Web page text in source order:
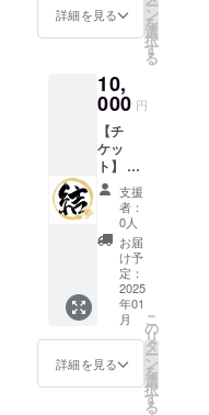
2025年
12月31
日まで
つりは
でませ
ん。 ・
お食事
で1枚ま
で、併
用不可
です。
・初回
来店時
にお渡
しいた
しま
す。ス
タッフ
にクラ
ウド
ファン
ディン
グで支
詳細を見る ー
ン
を
選
択
す
る
10,
000 円
【チ
ケッ
ト】 飲
食チ
ケット
1000円
分（5
枚） ・
現金へ
の交換
はでき
ませ
ん。お
つりは
でませ
ん。 ・
支援
者：
0人
お届
け予
定：
2025
年01
月
詳細を見る
こ
の
リ
タ
ー
ン
を
選
択
す
る